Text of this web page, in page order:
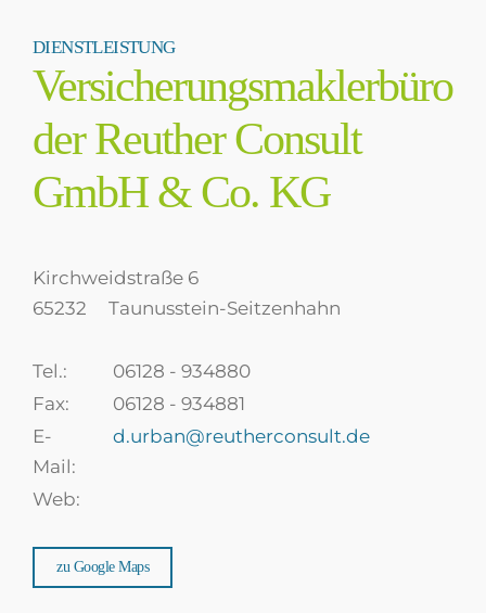
DIENSTLEISTUNG
Versicherungsmaklerbüro
der Reuther Consult
GmbH & Co. KG
Kirchweidstraße 6
65232
Taunusstein-Seitzenhahn
Tel.:
06128 - 934880
Fax:
06128 - 934881
E-
Mail:
d.urban@reutherconsult.de
Web:
zu Google Maps